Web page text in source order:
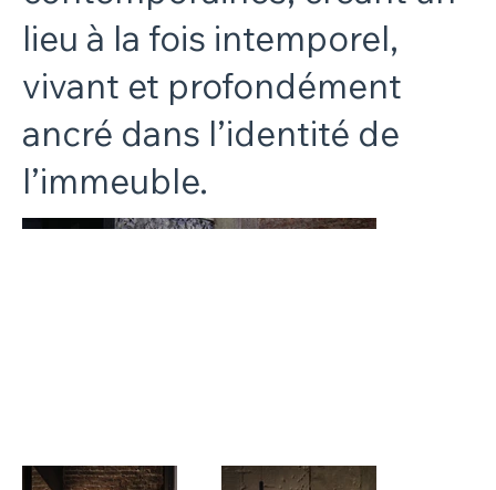
lieu à la fois intemporel,
vivant et profondément
ancré dans l’identité de
l’immeuble.